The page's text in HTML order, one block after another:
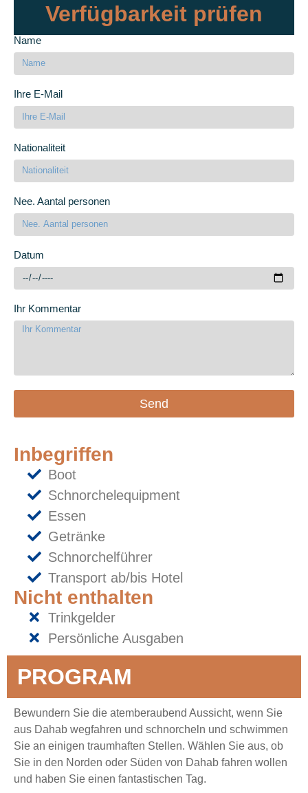
Verfügbarkeit prüfen
Name
Ihre E-Mail
Nationaliteit
Nee. Aantal personen
Datum
Ihr Kommentar
Send
Inbegriffen
Boot
Schnorchelequipment
Essen
Getränke
Schnorchelführer
Transport ab/bis Hotel
Nicht enthalten
Trinkgelder
Persönliche Ausgaben
PROGRAM
Bewundern Sie die atemberaubend Aussicht, wenn Sie
aus Dahab wegfahren und schnorcheln und schwimmen
Sie an einigen traumhaften Stellen. Wählen Sie aus, ob
Sie in den Norden oder Süden von Dahab fahren wollen
und haben Sie einen fantastischen Tag.